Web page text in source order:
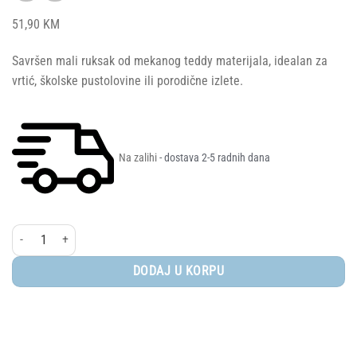
51,90 KM
Savršen mali ruksak od mekanog teddy materijala, idealan za
vrtić, školske pustolovine ili porodične izlete.
Na zalihi- dostava 2-5 radnih dana
Little Dutch® dječiji ruksak, Teddy Forest Friends količina
DODAJ U KORPU